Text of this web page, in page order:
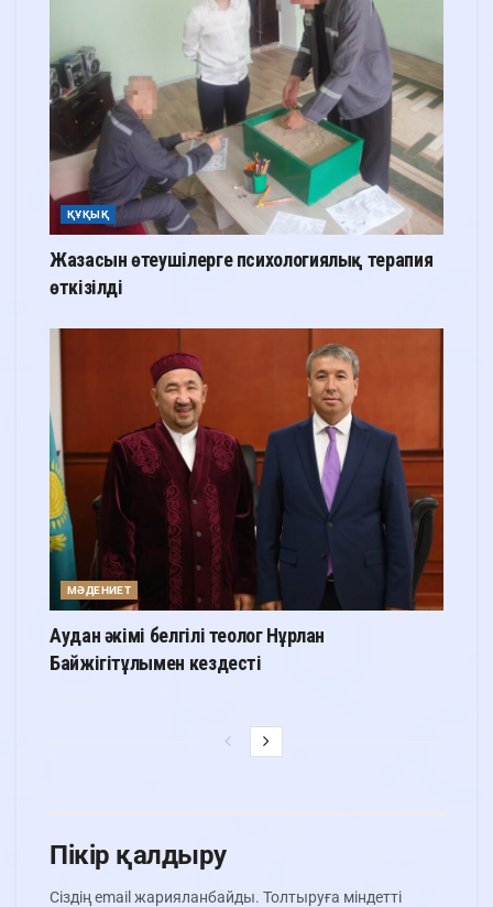
ҚҰҚЫҚ
Жазасын өтеушілерге психологиялық терапия
өткізілді
МӘДЕНИЕТ
Аудан әкімі белгілі теолог Нұрлан
Байжігітұлымен кездесті
Пікір қалдыру
Сіздің email жарияланбайды. Толтыруға міндетті